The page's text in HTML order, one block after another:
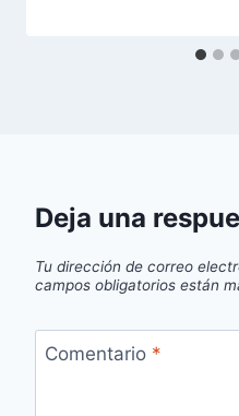
Deja una
Tu dirección de correo
campos obligatorios están
Comentario *